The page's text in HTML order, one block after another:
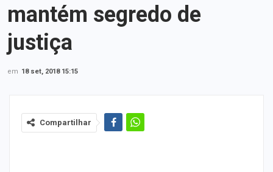
mantém segredo de
justiça
em 18 set, 2018 15:15
Compartilhar